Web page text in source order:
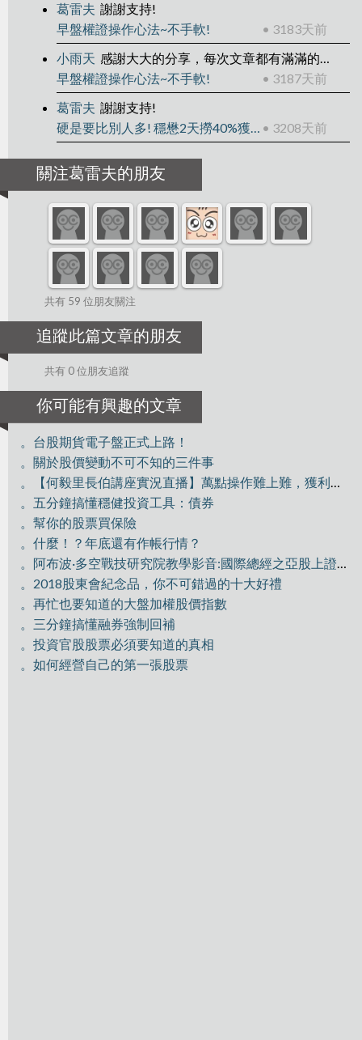
葛雷夫 謝謝支持!
早盤權證操作心法~不手軟!
• 3183天前
小雨天
感謝大大的分享，每次文章都有滿滿的收穫。
早盤權證操作心法~不手軟!
• 3187天前
葛雷夫 謝謝支持!
硬是要比別人多! 穩懋2天撈40%獲利! • 3208天前
關注葛雷夫的朋友
共有 59 位朋友關注
追蹤此篇文章的朋友
共有 0 位朋友追蹤
你可能有興趣的文章
。台股期貨電子盤正式上路！
。關於股價變動不可不知的三件事
。【何毅里長伯講座實況直播】萬點操作難上難，獲利驗收好技巧
。五分鐘搞懂穩健投資工具：債券
。幫你的股票買保險
。什麼！？年底還有作帳行情？
。阿布波·多空戰技研究院教學影音:國際總經之亞股上證分析
。2018股東會紀念品，你不可錯過的十大好禮
。再忙也要知道的大盤加權股價指數
。三分鐘搞懂融券強制回補
。投資官股股票必須要知道的真相
。如何經營自己的第一張股票